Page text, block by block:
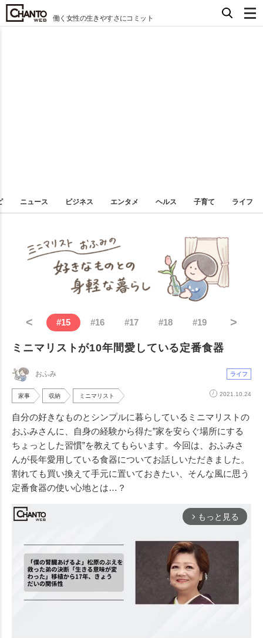
働く女性の生きやすさにコミット
ニュース ビジネス エンタメ ヘルス 子育て ライフ
< #15 #16 #17 #18 #19 >
ミニマリストが10年間愛している定番食器
おふみ ライフ
家事 収納 ミニマリスト 2021.10.24
自分の好きなものとシンプルに暮らしているミニマリストの
おふみさんに、自身の経験から得た”家を安らぐ場所にする
ちょっとした習慣”を教えてもらいます。今回は、おふみさ
んが長年愛用している食器についてお話しいただきました。
割れても買い換えて手元に置いておきたい、そんな風に思う
定番食器の使い心地とは…？
arrow_forward_ios もっと見る